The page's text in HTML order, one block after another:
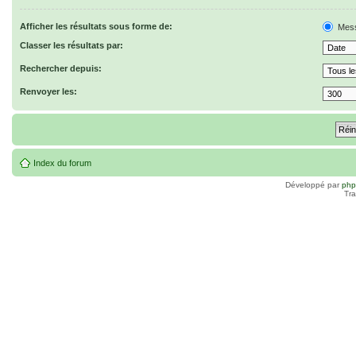
Afficher les résultats sous forme de:
Classer les résultats par:
Rechercher depuis:
Renvoyer les:
Index du forum
Développé par